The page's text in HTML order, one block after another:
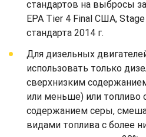
стандартов на выбросы
EPA Tier 4 Final США,
стандарта 2014 г.
Для дизельных
использовать только
сверхнизким
или меньше) или топливо
содержанием серы,
видами топлива с более